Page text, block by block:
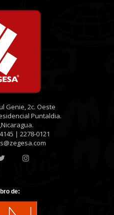
Genie, 2c. Oeste
Puntaldia.
| 2278-0121
de: